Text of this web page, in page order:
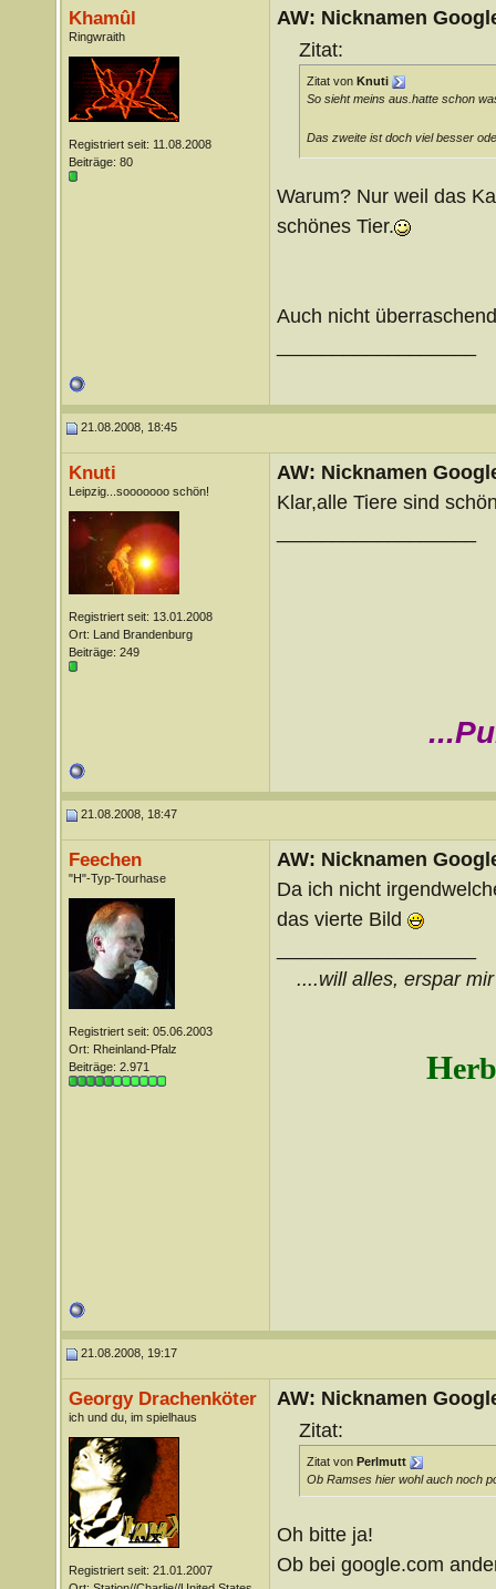
Khamûl
Ringwraith
Registriert seit: 11.08.2008
Beiträge: 80
AW: Nicknamen
Zitat:
Zitat von Knuti
So sieht meins aus.hatte schon
Das zweite ist doch viel besser
Warum? Nur weil das
schönes Tier.
Auch nicht
21.08.2008, 18:45
Knuti
Leipzig...sooooooo schön!
Registriert seit: 13.01.2008
Ort: Land Brandenburg
Beiträge: 249
AW: Nicknamen
Klar,alle Tiere sind
21.08.2008, 18:47
Feechen
"H"-Typ-Tourhase
Registriert seit: 05.06.2003
Ort: Rheinland-Pfalz
Beiträge: 2.971
AW: Nicknamen
Da ich nicht
das vierte Bild
....will alles, erspar
H
21.08.2008, 19:17
Georgy Drachenköter
ich und du, im spielhaus
Registriert seit: 21.01.2007
AW: Nicknamen
Zitat:
Zitat von Perlmutt
Ob Ramses hier wohl auch noch
Oh bitte ja!
Ob bei google.com